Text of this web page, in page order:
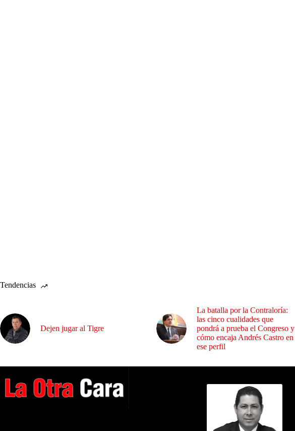
Tendencias
Dejen jugar al Tigre
La batalla por la Contraloría:
las cinco cualidades que
pondrá a prueba el Congreso y
cómo encaja Andrés Castro en
ese perfil